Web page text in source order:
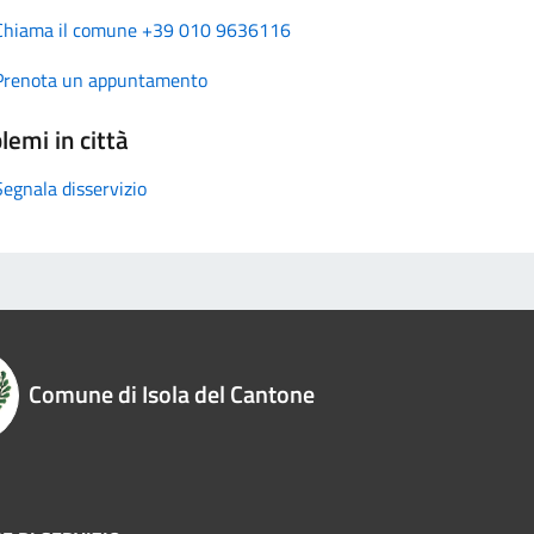
il comune +39 010 9636116
un appuntamento
in città
disservizio
Comune di Isola del Cantone